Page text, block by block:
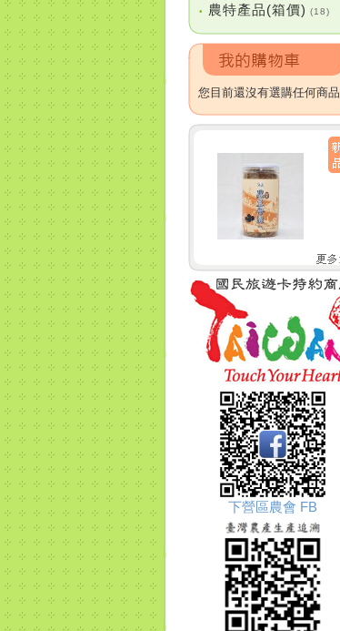
• 農特產品(箱價) (18)
您目前還沒有選購任何商品
下營區農會 FB